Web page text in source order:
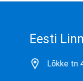
Eesti
Lõkke tn